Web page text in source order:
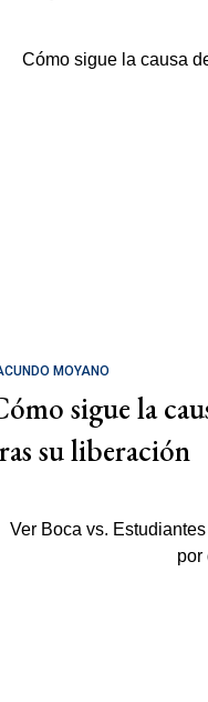
MOYANO
sigue la
su liberación